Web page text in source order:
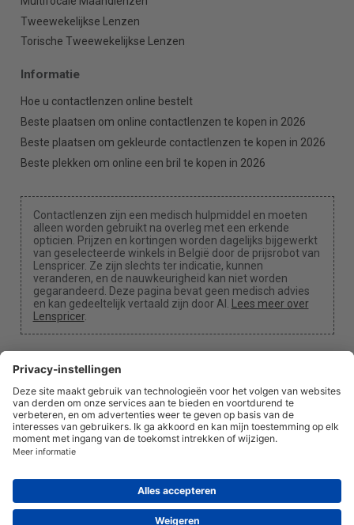
Tweewekelijkse Lenzen
Torische Tweewekelijkse Lenzen
Informatie
Hoe u contactlenzen online bestelt
Beste plaatsen om online contactlenzen te kopen in 2026
Beste plaatsen om gekleurde contactlenzen te kopen in 2026
Beste plekken om online een bril te kopen in 2026
Contactlenzen zijn een medisch hulpmiddel en moeten
alleen worden gebruikt na overleg met een erkende
opticien. Prijzen en kortingen worden dagelijks bijgewerkt
van geselecteerde winkels in België door de prijsrobot van
Lenspricer. Ze zijn slechts ter indicatie, kunnen
veranderen, en de nauwkeurigheid kan niet worden
gegarandeerd. Deze pagina bevat geen medisch advies
en kan gedeeltelijk vertaald zijn door AI. Lees meer over
Lenspricer.
Cookie-instellingen
We kunnen een commissie ontvangen als je een van
Over onsNieuwsInformatiePrivacybeleidJuridisch
info@lenspricer.be